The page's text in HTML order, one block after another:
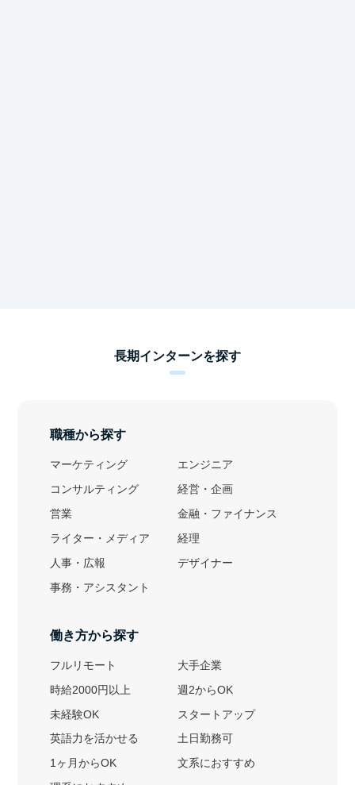
長期インターンを探す
職種から探す
マーケティング エンジニア
コンサルティング 経営・企画
営業 金融・ファイナンス
ライター・メディア 経理
人事・広報 デザイナー
事務・アシスタント
働き方から探す
フルリモート 大手企業
時給2000円以上 週2からOK
未経験OK スタートアップ
英語力を活かせる 土日勤務可
1ヶ月からOK 文系におすすめ